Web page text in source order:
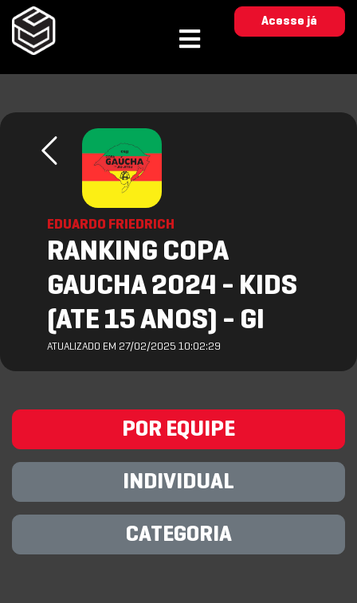
Acesse já
EDUARDO FRIEDRICH
RANKING COPA
GAUCHA 2024 - KIDS
(ATE 15 ANOS) - GI
ATUALIZADO EM 27/02/2025 10:02:29
POR EQUIPE
INDIVIDUAL
CATEGORIA